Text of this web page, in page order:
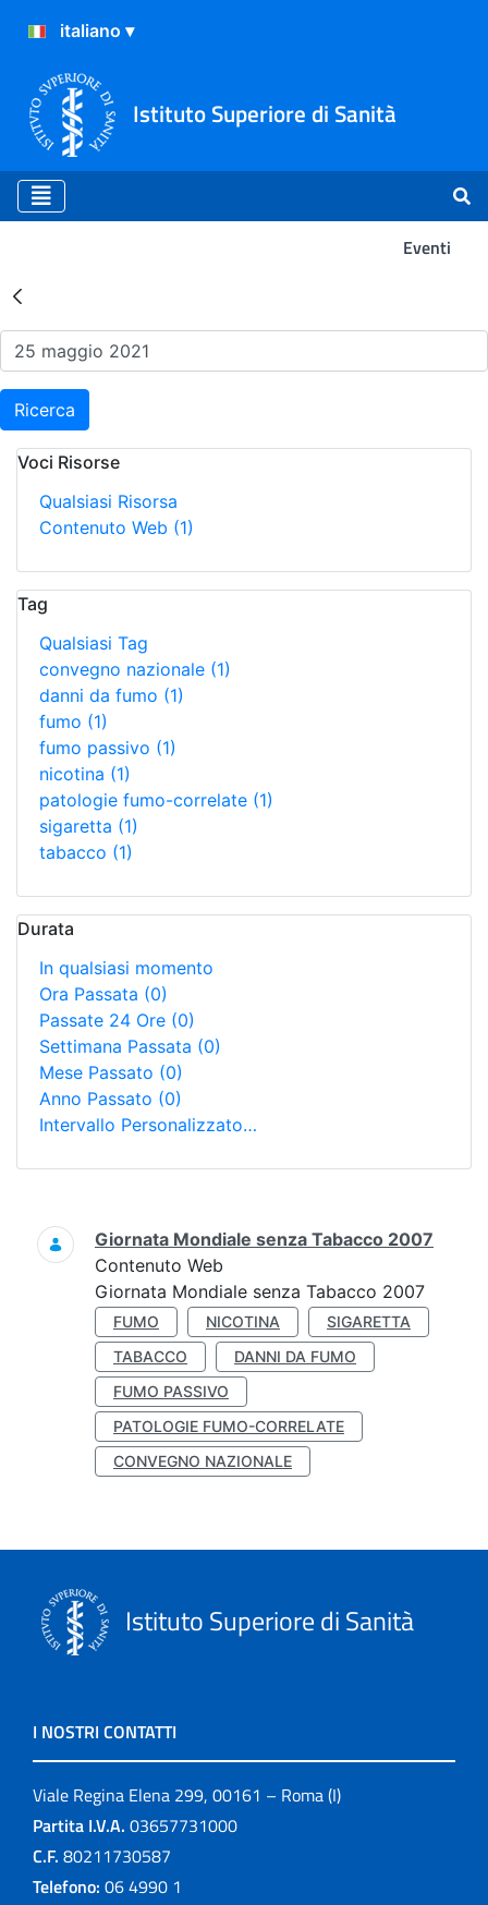
Istituto Superiore di Sanità
Eventi
Risultati della Ricerca -
Ricerca
Voci Risorse
Qualsiasi Risorsa
Contenuto Web (1)
Tag
Qualsiasi Tag
convegno nazionale (1)
danni da fumo (1)
fumo (1)
fumo passivo (1)
nicotina (1)
patologie fumo-correlate (1)
sigaretta (1)
tabacco (1)
Durata
In qualsiasi momento
Ora Passata (0)
Passate 24 Ore (0)
Settimana Passata (0)
Mese Passato (0)
Anno Passato (0)
Intervallo Personalizzato…
Ricerca
Giornata Mondiale senza Tabacco 2007
Contenuto Web
Giornata Mondiale senza Tabacco 2007
FUMO NICOTINA
SIGARETTA
TABACCO
DANNI DA FUMO
FUMO PASSIVO
PATOLOGIE FUMO-CORRELATE
CONVEGNO NAZIONALE
Istituto Superiore di Sanità
I NOSTRI CONTATTI
Viale Regina Elena 299, 00161 – Roma (I)
Partita I.V.A. 03657731000
C.F. 80211730587
Telefono: 06 4990 1